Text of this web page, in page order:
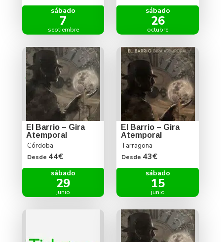
sábado
7
septiembre
sábado
26
octubre
El Barrio – Gira
Atemporal
Córdoba
Desde 44€
sábado
29
junio
El Barrio – Gira
Atemporal
Tarragona
Desde 43€
sábado
15
junio